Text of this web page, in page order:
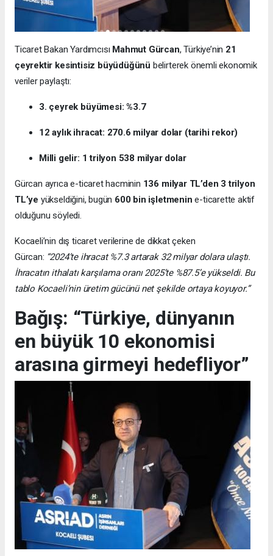
Ticaret Bakan Yardımcısı Mahmut Gürcan, Türkiye’nin 21
çeyrektir kesintisiz büyüdüğünü belirterek önemli ekonomik
veriler paylaştı:
3. çeyrek büyümesi: %3.7
12 aylık ihracat: 270.6 milyar dolar (tarihi rekor)
Milli gelir: 1 trilyon 538 milyar dolar
Gürcan ayrıca e-ticaret hacminin 136 milyar TL’den 3 trilyon
TL’ye yükseldiğini, bugün 600 bin işletmenin e-ticarette aktif
olduğunu söyledi.
Kocaeli’nin dış ticaret verilerine de dikkat çeken
Gürcan: “2024’te ihracat %7.3 artarak 32 milyar dolara ulaştı.
İhracatın ithalatı karşılama oranı 2025’te %87.5’e yükseldi. Bu
tablo Kocaeli’nin üretim gücünü net şekilde ortaya koyuyor.”
Bağış: “Türkiye, dünyanın
en büyük 10 ekonomisi
arasına girmeyi hedefliyor”